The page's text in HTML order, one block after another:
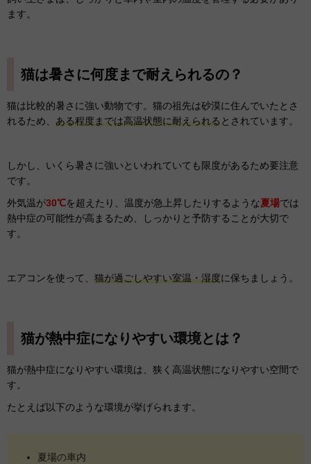
ます。
猫は暑さに何度まで耐えられるの？
猫は比較的暑さに強い動物です。猫の祖先は砂漠に住んでいたとさ
れるため、 ある程度までは高温状態に耐えられるとされています。
しかし、いくら暑さに強いといわれていても限度があるため要注意
です。
外気温が30℃を超えたり、温度が急上昇したりするような夏場では
熱中症の可能性が高まるため、しっかりと予防することが大切で
す。
エアコンを使って、 猫が過ごしやすい室温・湿度に保ちましょう。
猫が熱中症になりやすい環境とは？
猫が熱中症になりやすい環境は、狭く高温状態になりやすい空間で
す。
たとえば以下のような環境が挙げられます。
夏場の車内